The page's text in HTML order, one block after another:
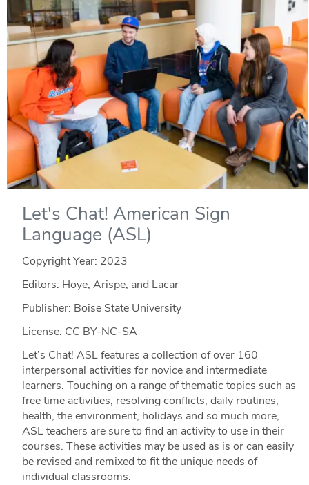
Let's Chat! American Sign
Language (ASL)
Copyright Year: 2023
Editors: Hoye, Arispe, and Lacar
Publisher: Boise State University
License: CC BY-NC-SA
Let’s Chat! ASL features a collection of over 160
interpersonal activities for novice and intermediate
learners. Touching on a range of thematic topics such as
free time activities, resolving conflicts, daily routines,
health, the environment, holidays and so much more,
ASL teachers are sure to find an activity to use in their
courses. These activities may be used as is or can easily
be revised and remixed to fit the unique needs of
individual classrooms.